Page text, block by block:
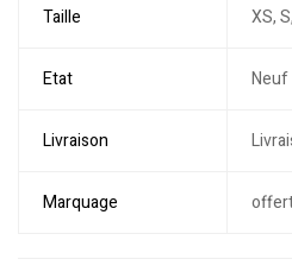
Taille XS,
Etat Neuf
Livraison
Marquage